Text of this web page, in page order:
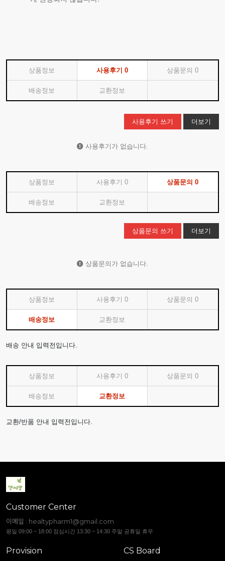
상품정보 사용후기 0 상품문의0
배송정보 교환정보
사용후기 쓰기 더보기
사용후기가 없습니다.
상품정보 사용후기 0 상품문의0
배송정보 교환정보
상품문의 쓰기 더보기
상품문의가 없습니다.
상품정보 사용후기 0 상품문의0
배송정보 교환정보
배송 안내 입력전입니다.
상품정보 사용후기 0 상품문의0
배송정보 교환정보
교환/반품 안내 입력전입니다.
Customer Center
이메일 : healtypharm1@gmail.com
평일 09:00 ~ 18:00 점심시간 13:30 ~ 14:30 주말 공휴일 휴무
Provision CS Board